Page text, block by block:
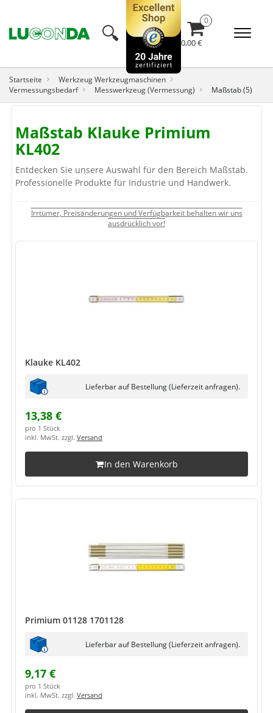
🔍︎ 0,00 €
Startseite
Werkzeug Werkzeugmaschinen
Vermessungsbedarf
Messwerkzeug (Vermessung) Maßstab (5)
Maßstab Klauke Primium
KL402
Entdecken Sie unsere Auswahl für den Bereich Maßstab.
Professionelle Produkte für Industrie und Handwerk.
Irrtümer, Preisänderungen und Verfügbarkeit behalten wir uns
ausdrücklich vor!
Klauke KL402
Lieferbar auf Bestellung (Lieferzeit anfragen).
13,38 €
pro 1 Stück
inkl. MwSt. zzgl. Versand
In den Warenkorb
Primium 01128 1701128
Lieferbar auf Bestellung (Lieferzeit anfragen).
9,17 €
pro 1 Stück
inkl. MwSt. zzgl. Versand